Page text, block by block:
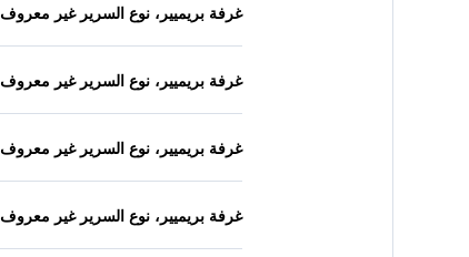
غرفة بريميير، نوع السرير غير معروف
غرفة بريميير، نوع السرير غير معروف
غرفة بريميير، نوع السرير غير معروف
غرفة بريميير، نوع السرير غير معروف